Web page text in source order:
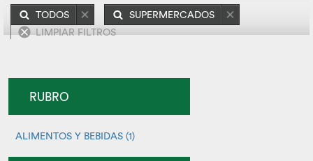
TODOS
SUPERMERCADOS
LIMPIAR FILTROS
RUBRO
ALIMENTOS Y BEBIDAS (1)